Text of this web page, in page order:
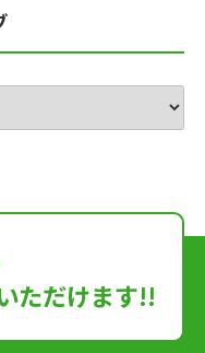
ただけます!!